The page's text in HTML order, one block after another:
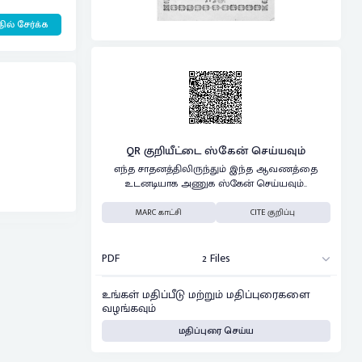
சேர்க்க
QR குறியீட்டை ஸ்கேன் செய்யவும்
எந்த சாதனத்திலிருந்தும் இந்த ஆவணத்தை
உடனடியாக அணுக ஸ்கேன் செய்யவும்..
MARC காட்சி CITE குறிப்பு
PDF 2 Files
உங்கள் மதிப்பீடு மற்றும் மதிப்புரைகளை
வழங்கவும்
மதிப்புரை செய்ய